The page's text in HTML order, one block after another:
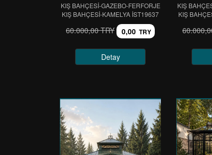
KIŞ BAHÇESİ-GAZEBO-FERFORJE
KIŞ BAHÇESİ-KAMELYA IST19637
60.000,00 TRY 0,00 TRY
Detay
KIŞ
KIŞ